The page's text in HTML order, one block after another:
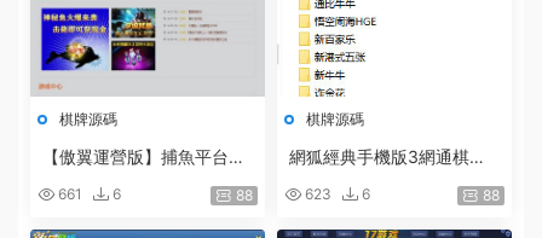
棋牌源碼
【傲翼運營版】捕魚平台遊
戲含9套捕魚和财富遊戲+架
設教程
661 6 88
棋牌源碼
網狐經典手機版3網通棋牌
623 6 88